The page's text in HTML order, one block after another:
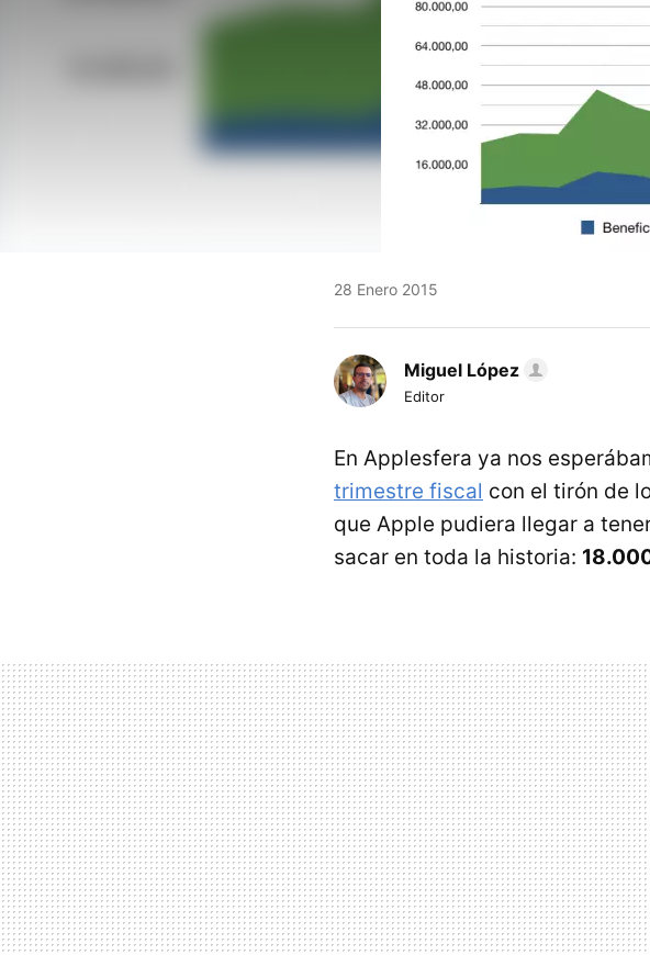
28 Enero 2015
Miguel López
Editor
En Applesfera ya nos
trimestre fiscal con el tirón de
que Apple pudiera llegar a
sacar en toda la historia: